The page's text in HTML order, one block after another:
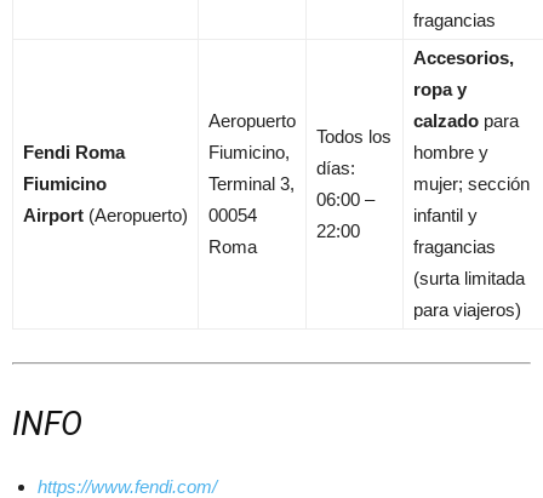
fragancias
Fendi Roma
Fiumicino
Airport (Aeropuerto)
Aeropuerto
Fiumicino,
Terminal 3,
00054
Roma
Todos los
días:
06:00 –
22:00
Accesorios,
ropa y
calzado para
hombre y
mujer; sección
infantil y
fragancias
(surta limitada
para viajeros)
INFO
https://www.fendi.com/